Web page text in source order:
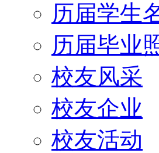
历届学生
历届毕业
校友风采
校友企业
校友活动